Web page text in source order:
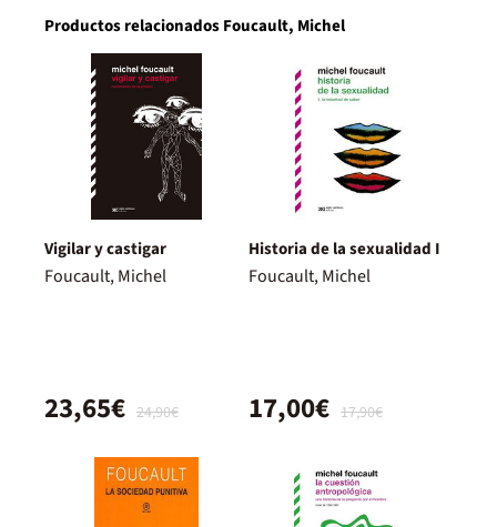
Productos relacionados Foucault, Michel
Vigilar y castigar
Foucault, Michel
24,90€
23,65€
Historia de la sexualidad I
Foucault, Michel
17,90€
17,00€